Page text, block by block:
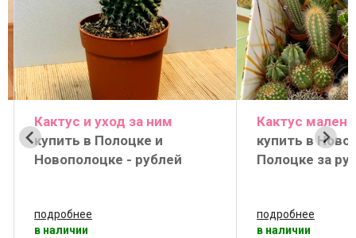
Кактус и уход за ним
купить в Полоцке и
Новополоцке - рублей
подробнее
в наличии
Кактус
купить в
Полоцке за
подробнее
в наличии